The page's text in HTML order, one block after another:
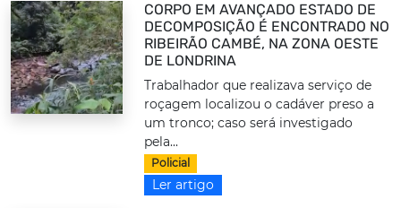
CORPO EM AVANÇADO ESTADO DE
DECOMPOSIÇÃO É ENCONTRADO NO
RIBEIRÃO CAMBÉ, NA ZONA OESTE
DE LONDRINA
Trabalhador que realizava serviço de
roçagem localizou o cadáver preso a
um tronco; caso será investigado
pela...
Policial
Ler artigo